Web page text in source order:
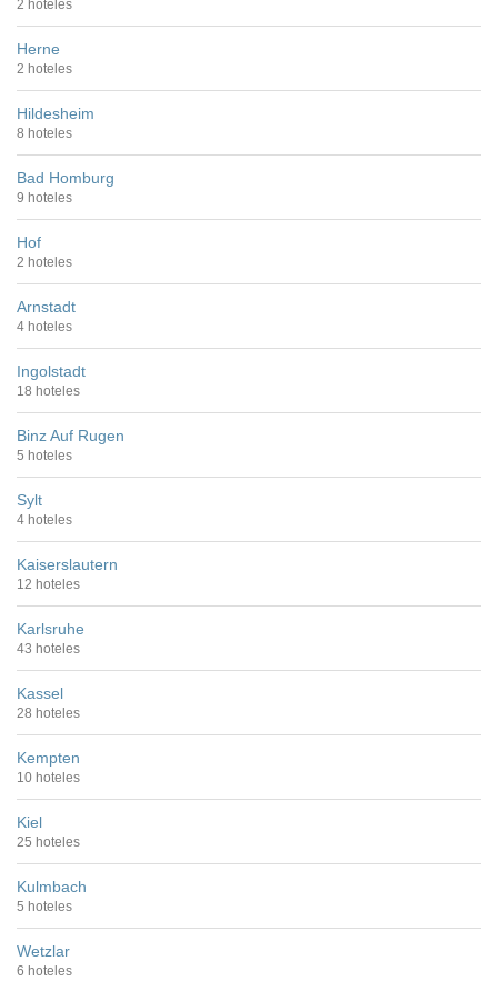
2 hoteles
Herne
2 hoteles
Hildesheim
8 hoteles
Bad Homburg
9 hoteles
Hof
2 hoteles
Arnstadt
4 hoteles
Ingolstadt
18 hoteles
Binz Auf Rugen
5 hoteles
Sylt
4 hoteles
Kaiserslautern
12 hoteles
Karlsruhe
43 hoteles
Kassel
28 hoteles
Kempten
10 hoteles
Kiel
25 hoteles
Kulmbach
5 hoteles
Wetzlar
6 hoteles